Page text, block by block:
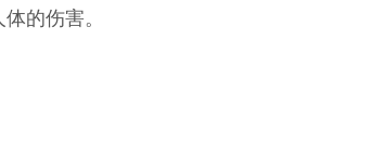
的伤害。